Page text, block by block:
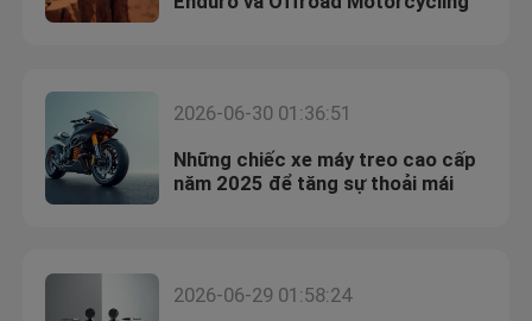
2026-06-30 01:36:51
Những chiếc xe máy treo cao cấp
năm 2025 để tăng sự thoải mái
2026-06-29 01:58:24